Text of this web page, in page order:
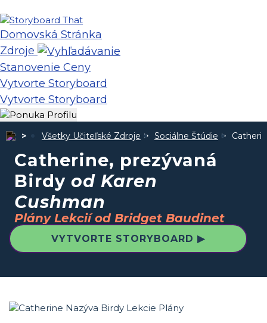
Domovská Stránka
Zdroje
Stanovenie Ceny
Vytvorte Storyboard
Vytvorte Storyboard
Všetky Učiteľské Zdroje Sociálne Štúdie
Catherine, prezývaná
Birdy od Karen
Cushman
Plány Lekcií od Bridget Baudinet
VYTVORTE STORYBOARD ▶